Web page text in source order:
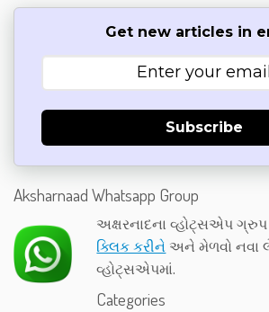
Get new articles in
Subscribe
Aksharnaad Whatsapp Group
અક્ષરનાદના વ્હોટ્સએપ
ક્લિક કરીને અને મેળવો નવા
વ્હોટ્સએપમાં.
Categories